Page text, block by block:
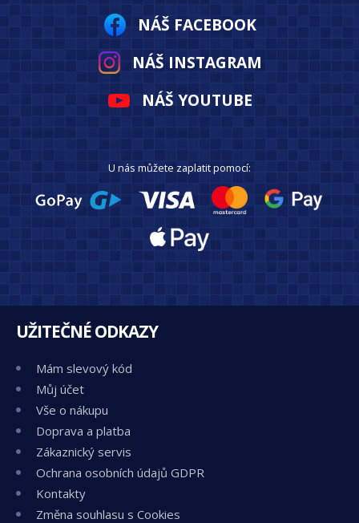
NÁŠ FACEBOOK
NÁŠ INSTAGRAM
NÁŠ YOUTUBE
U nás můžete zaplatit pomocí:
UŽITEČNÉ ODKAZY
Mám slevový kód
Můj účet
Vše o nákupu
Doprava a platba
Zákaznický servis
Ochrana osobních údajů GDPR
Kontakty
Změna souhlasu s Cookies